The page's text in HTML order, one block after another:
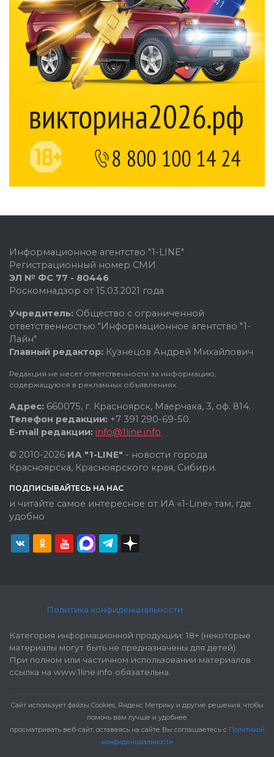
Информационное агентство "1-LINE"
Регистрационный номер СМИ
ЭЛ № ФС 77 - 80446
Роскомнадзор от 15.03.2021 года
Учредитель: Общество с ограниченной
ответственностью "Информационное агентство "1-
Лайн"
Главный редактор: Кузнецов Андрей Михайлович
Редакция не несет ответственности за информацию,
содержащуюся в рекламных объявлениях.
Адрес: 660075, г. Красноярск, Маерчака, 3, оф. 814.
Телефон редакции: +7 391 290-69-50.
E-mail редакции: info@1line.info
© 2010-2026 ИА "1-LINE" - новости города
Красноярска, Красноярского края, Сибири.
ПОДПИСЫВАЙТЕСЬ НА НАС
и читайте самое интересное от ИА «1-Line» там, где
удобно
Политика конфиденциальности
Категория информационной продукции: 18+ (некоторые
материалы могут быть не предназначены для детей).
При полном или частичном использовании материалов
ссылка на www.1line.info обязательна.
Cайт использует файлы Cookies, Яндекс Метрику и другие решения, чтобы
помочь вам лучше и удобнее
просматривать веб-сайт, оставаясь на сайте Вы соглашаетесь с Политикой
конфиденциальности